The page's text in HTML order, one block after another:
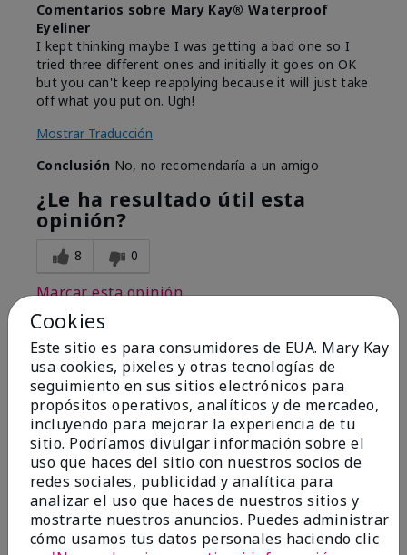
Comentarios sobre Mary Kay® Waterproof
Eyeliner
I kept thinking maybe I was getting a bad one so I
tried three different ones and initially it goes on OK
but you can't keep reapplying because it will just take
off what you put on. Ugh!
Mostrar Traducción
Conclusión No, no recomendaría a un amigo
¿Le ha resultado útil esta
opinión?
8 0
Marcar esta opinión
1
I have used Marykay eyeliner
since 1992. This new product
go
Enviado
Hace 3 meses
porJacqueline
deSupply
Evaluado en
Cookies
Este sitio es para consumidores de EUA. Mary Kay
usa cookies, pixeles y otras tecnologías de
seguimiento en sus sitios electrónicos para
propósitos operativos, analíticos y de mercadeo,
incluyendo para mejorar la experiencia de tu
sitio. Podríamos divulgar información sobre el
uso que haces del sitio con nuestros socios de
redes sociales, publicidad y analítica para
analizar el uso que haces de nuestros sitios y
mostrarte nuestros anuncios. Puedes administrar
cómo usamos tus datos personales haciendo clic